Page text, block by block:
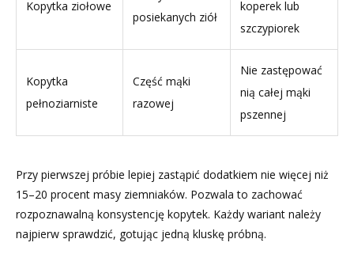
Kopytka ziołowe
posiekanych ziół
koperek lub
szczypiorek
Kopytka
pełnoziarniste
Część mąki
razowej
Nie zastępować
nią całej mąki
pszennej
Przy pierwszej próbie lepiej zastąpić dodatkiem nie więcej niż
15–20 procent masy ziemniaków. Pozwala to zachować
rozpoznawalną konsystencję kopytek. Każdy wariant należy
najpierw sprawdzić, gotując jedną kluskę próbną.